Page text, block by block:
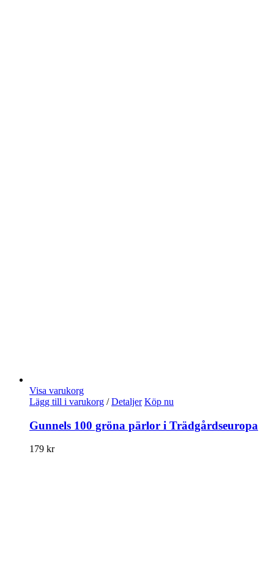
Visa varukorg
Lägg till i varukorg / Detaljer Köp nu
Gunnels 100 gröna pärlor i Trädgårdseuropa
179 kr